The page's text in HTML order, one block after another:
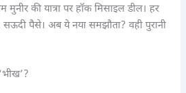
मुनीर की यात्रा पर हॉक मिसाइल डील। हर
सऊदी पैसे। अब ये नया समझौता? वही पुरानी